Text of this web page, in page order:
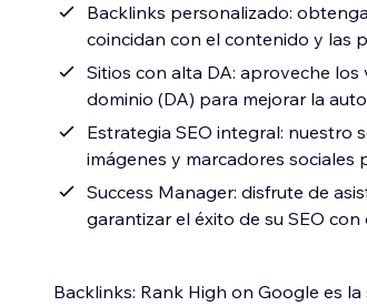
Backlinks personalizado:
coincidan con el contenido y las
Sitios con alta DA: aproveche
dominio (DA) para mejorar la
Estrategia SEO integral: nuestro
imágenes y marcadores sociales
Success Manager: disfrute de
garantizar el éxito de su SEO con
Backlinks: Rank High on Google es